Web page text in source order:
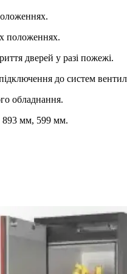
положеннях.
дверей у разі пожежі.
до систем
обладнання.
мм, 599 мм.